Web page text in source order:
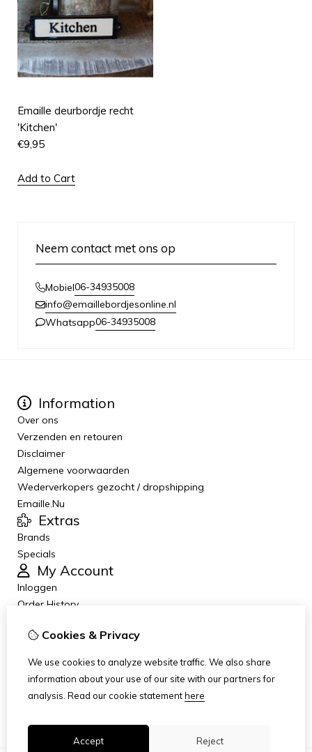
Emaille deurbordje recht
'Kitchen'
€9,95
Add to Cart
Neem contact met ons op
Mobiel06-34935008
info@emaillebordjesonline.nl
Whatsapp06-34935008
Information
Over ons
Verzenden en retouren
Disclaimer
Algemene voorwaarden
Wederverkopers gezocht / dropshipping
Emaille.Nu
Extras
Brands
Specials
My Account
Inloggen
Order History
Newsletter
Customer Service
Site Map
Cookies & Privacy
We use cookies to analyze website traffic. We also share
information about your use of our site with our partners for
analysis. Read our cookie statementhere
Accept Reject